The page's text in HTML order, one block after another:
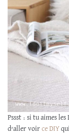
Pssst : si tu aimes
d’aller voir ce DIY